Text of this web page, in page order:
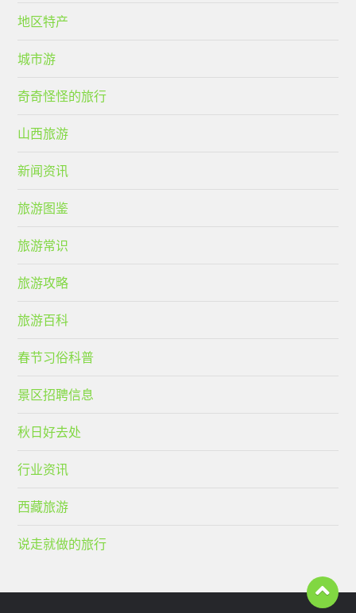
地区特产
城市游
奇奇怪怪的旅行
山西旅游
新闻资讯
旅游图鉴
旅游常识
旅游攻略
旅游百科
春节习俗科普
景区招聘信息
秋日好去处
行业资讯
西藏旅游
说走就做的旅行